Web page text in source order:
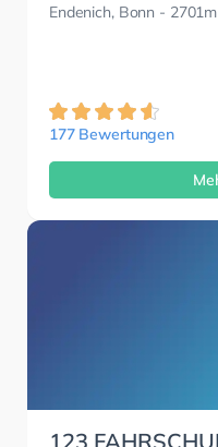
Endenich, Bonn - 2701m
177 Bewertungen
123